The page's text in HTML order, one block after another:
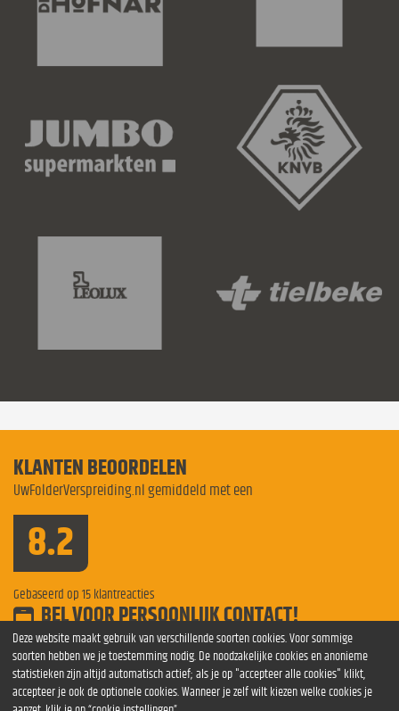
KLANTEN BEOORDELEN
UwFolderVerspreiding.nl gemiddeld met een
8.2
Gebaseerd op 15 klantreacties
BEL VOOR PERSOONLIJK CONTACT!
Bel voor meer informatie0854 841275
Folderverspreiding NijmegenFolderverspreiding Dordrecht
Folderverspreiding ApeldoornFolderverspreiding Den Haag
folders verspreiden Folderverspreiding Den Bosch
Deze website maakt gebruik van verschillende soorten cookies. Voor sommige
soorten hebben we je toestemming nodig. De noodzakelijke cookies en anonieme
statistieken zijn altijd automatisch actief; als je op "accepteer alle cookies" klikt,
accepteer je ook de optionele cookies. Wanneer je zelf wilt kiezen welke cookies je